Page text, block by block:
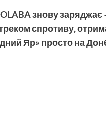
знову заряджає
спротиву,
Яр» просто на